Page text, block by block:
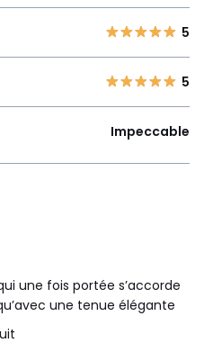
5
5
Impeccable
une fois portée s’accorde
une tenue élégante